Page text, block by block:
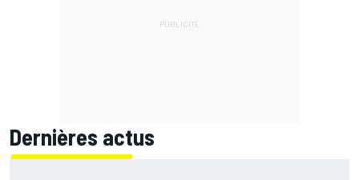
Dernières actus